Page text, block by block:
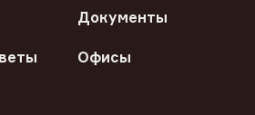
Документы
Офисы